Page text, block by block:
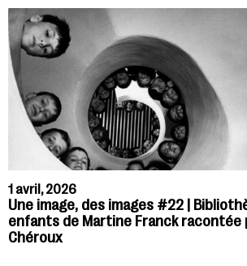
1 avril, 2026
Une image, des images #22 |
enfants de Martine Franck racontée
Chéroux